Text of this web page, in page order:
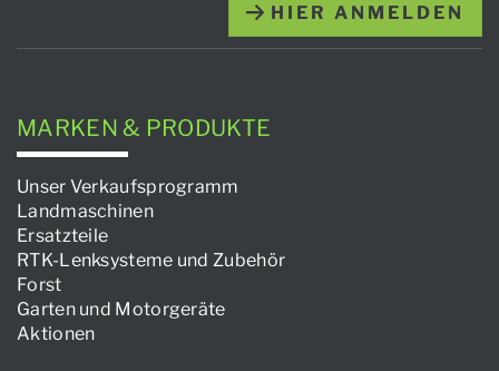
HIER ANMELDEN
MARKEN & PRODUKTE
Unser Verkaufsprogramm
Landmaschinen
Ersatzteile
RTK-Lenksysteme und Zubehör
Forst
Garten und Motorgeräte
Aktionen